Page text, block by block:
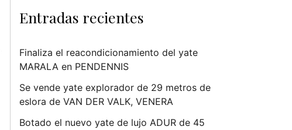
Entradas recientes
Finaliza el reacondicionamiento del yate
MARALA en PENDENNIS
Se vende yate explorador de 29 metros de
eslora de VAN DER VALK, VENERA
Botado el nuevo yate de lujo ADUR de 45